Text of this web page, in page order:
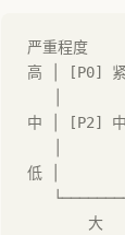
严重程度
高 │ [P0]
中 │ [P2] 中
低 │
大